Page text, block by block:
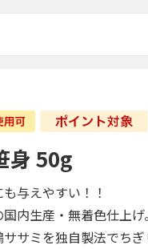
身 50g
与えやすい！！
内生産・無着色仕上げ。
ササミを独自製法でち